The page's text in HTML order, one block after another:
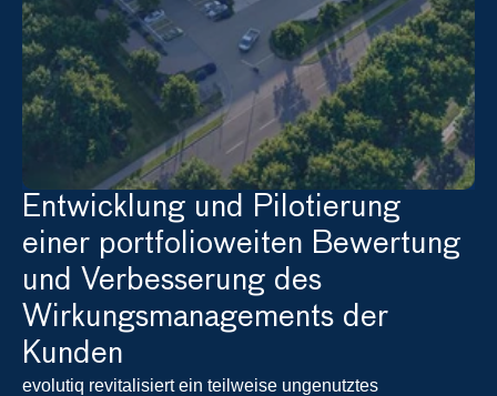
Entwicklung und Pilotierung
einer portfolioweiten Bewertung
und Verbesserung des
Wirkungsmanagements der
Kunden
evolutiq revitalisiert ein teilweise ungenutztes